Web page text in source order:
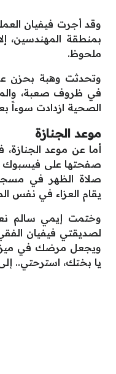
وقد أجرت فيفيان
بمنطقة المهندسين،
ملحوظ.
وتحدثت وهبة بحزن
في ظروف صعبة،
الصحية ازدادت سوءاً
موعد الجنازة
أما عن موعد الجنازة،
صفحتها على فيسبوك
صلاة الظهر في
يقام العزاء في نفس
وختمت إيمي سالم
لصديقتي فيفيان
ويجعل مرضك في
يا بختك، استرحتي..